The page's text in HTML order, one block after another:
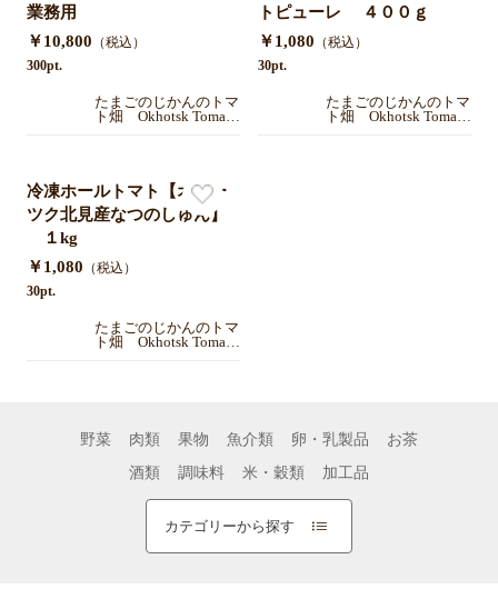
業務用
￥10,800 （税込）
300pt.
たまごのじかんのトマ
ト畑 Okhotsk Tomato
トピューレ ４００ｇ
￥1,080 （税込）
30pt.
たまごのじかんのトマ
ト畑 Okhotsk Tomato
冷凍ホールトマト【オホー
ツク北見産なつのしゅん】
１kg
￥1,080 （税込）
30pt.
たまごのじかんのトマ
ト畑 Okhotsk Tomato
野菜 肉類 果物 魚介類 卵・乳製品
お茶
酒類
調味料 米・穀類 加工品
カテゴリーから探す